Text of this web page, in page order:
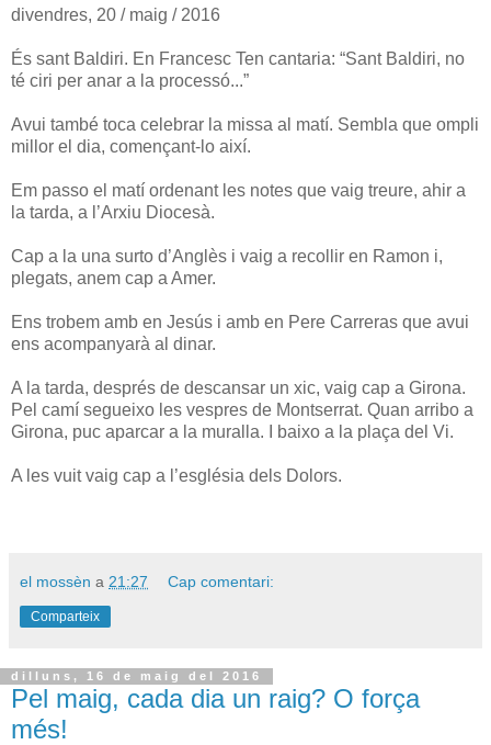
divendres, 20 / maig / 2016
És sant Baldiri. En Francesc Ten cantaria: “Sant Baldiri, no
té ciri per anar a la processó...”
Avui també toca celebrar la missa al matí. Sembla que ompli
millor el dia, començant-lo així.
Em passo el matí ordenant les notes que vaig treure, ahir a
la tarda, a l’Arxiu Diocesà.
Cap a la una surto d’Anglès i vaig a recollir en Ramon i,
plegats, anem cap a Amer.
Ens trobem amb en Jesús i amb en Pere Carreras que avui
ens acompanyarà al dinar.
A la tarda, després de descansar un xic, vaig cap a Girona.
Pel camí segueixo les vespres de Montserrat. Quan arribo a
Girona, puc aparcar a la muralla. I baixo a la plaça del Vi.
A les vuit vaig cap a l’església dels Dolors.
el mossèn a 21:27 Cap comentari:
Comparteix
dilluns, 16 de maig del 2016
Pel maig, cada dia un raig? O força
més!